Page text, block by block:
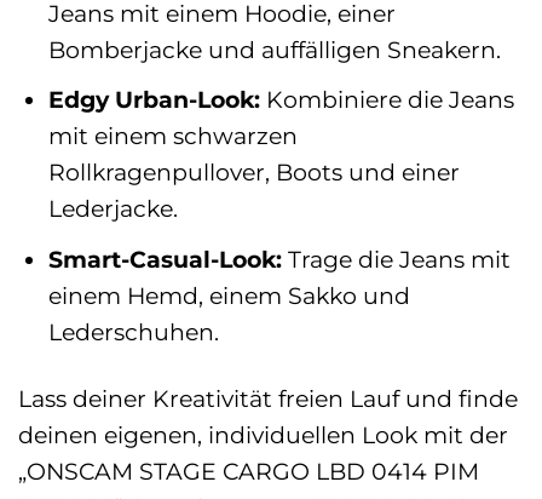
Jeans mit einem Hoodie, einer
Bomberjacke und auffälligen Sneakern.
Edgy Urban-Look:Kombiniere die Jeans
mit einem schwarzen
Rollkragenpullover, Boots und einer
Lederjacke.
Smart-Casual-Look:Trage die Jeans mit
einem Hemd, einem Sakko und
Lederschuhen.
Lass deiner Kreativität freien Lauf und finde
deinen eigenen, individuellen Look mit der
„ONSCAM STAGE CARGO LBD 0414 PIM